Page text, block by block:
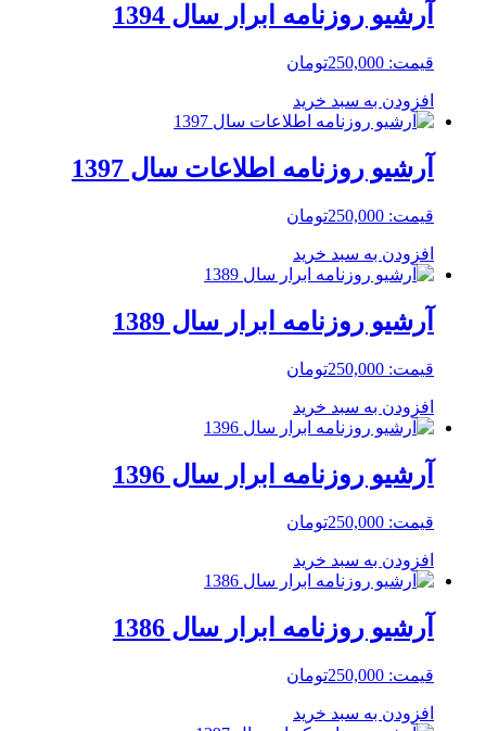
آرشیو روزنامه ابرار سال 1394
قیمت: 250,000تومان
افزودن به سبد خرید
آرشیو روزنامه اطلاعات سال 1397
قیمت: 250,000تومان
افزودن به سبد خرید
آرشیو روزنامه ابرار سال 1389
قیمت: 250,000تومان
افزودن به سبد خرید
آرشیو روزنامه ابرار سال 1396
قیمت: 250,000تومان
افزودن به سبد خرید
آرشیو روزنامه ابرار سال 1386
قیمت: 250,000تومان
افزودن به سبد خرید